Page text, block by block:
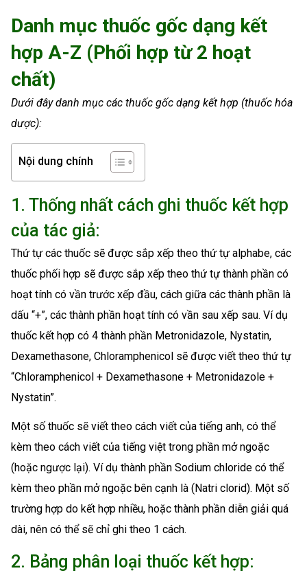
Danh mục thuốc gốc dạng kết
hợp A-Z (Phối hợp từ 2 hoạt
chất)
Dưới đây danh mục các thuốc gốc dạng kết hợp (thuốc hóa
dược):
Nội dung chính
1. Thống nhất cách ghi thuốc kết hợp
của tác giả:
Thứ tự các thuốc sẽ được sắp xếp theo thứ tự alphabe, các
thuốc phối hợp sẽ được sắp xếp theo thứ tự thành phần có
hoạt tính có vần trước xếp đầu, cách giữa các thành phần là
dấu “+”, các thành phần hoạt tính có vần sau xếp sau. Ví dụ
thuốc kết hợp có 4 thành phần Metronidazole, Nystatin,
Dexamethasone, Chloramphenicol sẽ được viết theo thứ tự
“Chloramphenicol + Dexamethasone + Metronidazole +
Nystatin”.
Một số thuốc sẽ viết theo cách viết của tiếng anh, có thể
kèm theo cách viết của tiếng việt trong phần mở ngoặc
(hoặc ngược lại). Ví dụ thành phần Sodium chloride có thể
kèm theo phần mở ngoặc bên cạnh là (Natri clorid). Một số
trường hợp do kết hợp nhiều, hoặc thành phần diễn giải quá
dài, nên có thể sẽ chỉ ghi theo 1 cách.
2. Bảng phân loại thuốc kết hợp: